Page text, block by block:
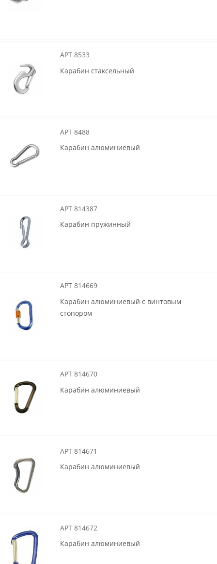
АРТ 8533
Карабин стаксельный
АРТ 8488
Карабин алюминиевый
АРТ 814387
Карабин пружинный
АРТ 814669
Карабин алюминиевый с винтовым
стопором
АРТ 814670
Карабин алюминиевый
АРТ 814671
Карабин алюминиевый
АРТ 814672
Карабин алюминиевый